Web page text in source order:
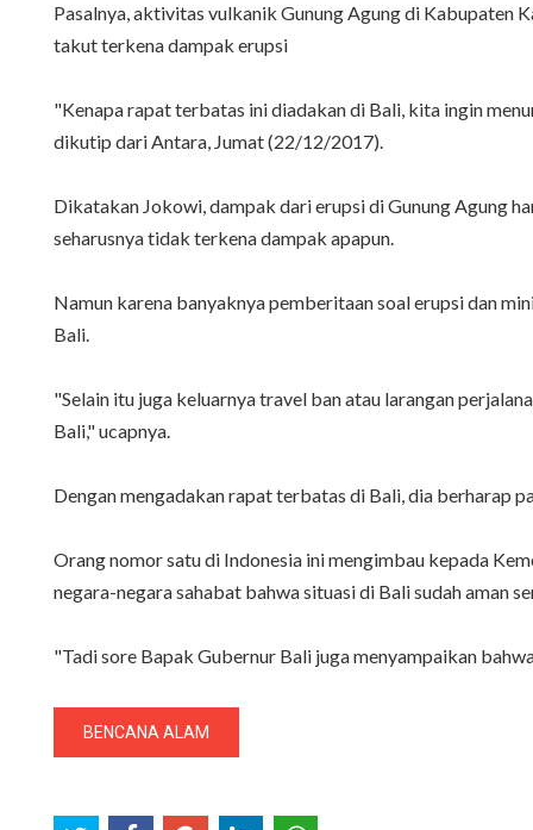
Pasalnya, aktivitas vulkanik Gunung Agung di Kabupaten
takut terkena dampak erupsi
"Kenapa rapat terbatas ini diadakan di Bali, kita ingin
dikutip dari Antara, Jumat (22/12/2017).
Dikatakan Jokowi, dampak dari erupsi di Gunung Agung
seharusnya tidak terkena dampak apapun.
Namun karena banyaknya pemberitaan soal erupsi dan
Bali.
"Selain itu juga keluarnya travel ban atau larangan
Bali," ucapnya.
Dengan mengadakan rapat terbatas di Bali, dia berharap
Orang nomor satu di Indonesia ini mengimbau kepada
negara-negara sahabat bahwa situasi di Bali sudah aman
"Tadi sore Bapak Gubernur Bali juga menyampaikan
BENCANA ALAM